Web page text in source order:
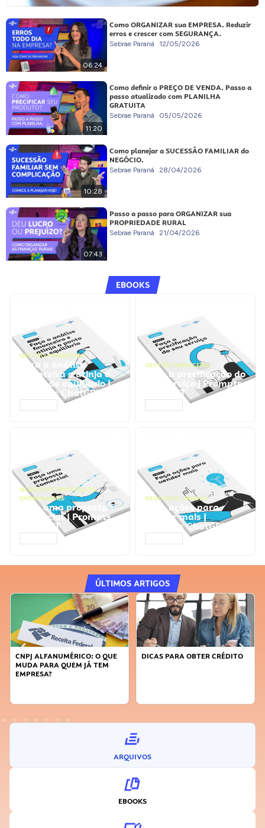
06:24
Como ORGANIZAR sua EMPRESA. Reduzir
erros e crescer com SEGURANÇA.
Sebrae Paraná 12/05/2026
11:20
Como definir o PREÇO DE VENDA. Passo a
passo atualizado com PLANILHA
GRATUITA
Sebrae Paraná 05/05/2026
10:28
Como planejar a SUCESSÃO FAMILIAR do
NEGÓCIO.
Sebrae Paraná 28/04/2026
07:43
Passo a passo para ORGANIZAR sua
PROPRIEDADE RURAL
Sebrae Paraná 21/04/2026
EBOOKS
GESTÃO FINANCEIRA
Faça a análise
financeira e atinja o
ponto de equilíbrio |
Prompts ChatGPT
GESTÃO FINANCEIRA
Faça a precificação do
seu serviço | Prompts
ChatGPT
NEGÓCIOS, PROCESSOS
EMPRESARIAIS
Faça uma proposta
comercial | Prompts
ChatGPT
NEGÓCIOS, VENDAS
Faça ações para
vender mais |
Prompts ChatGPT
ÚLTIMOS ARTIGOS
O QUE
JÁ TEM
DICAS PARA OBTER CRÉDITO
FAÇA A
ARQUIVOS
EBOOKS